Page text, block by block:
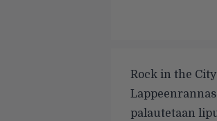
Rock in the
palautetaan